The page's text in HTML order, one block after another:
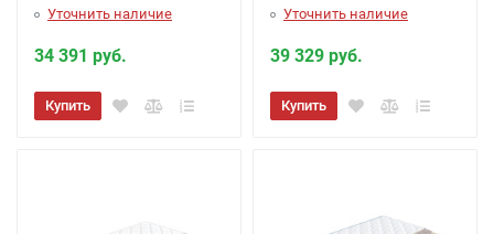
Уточнить наличие
34 391 руб.
Купить
Уточнить наличие
39 329 руб.
Купить